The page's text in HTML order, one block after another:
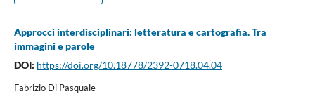
Approcci interdisciplinari: letteratura e cartografia. Tra
immagini e parole
DOI: https://doi.org/10.18778/2392-0718.04.04
Fabrizio Di Pasquale